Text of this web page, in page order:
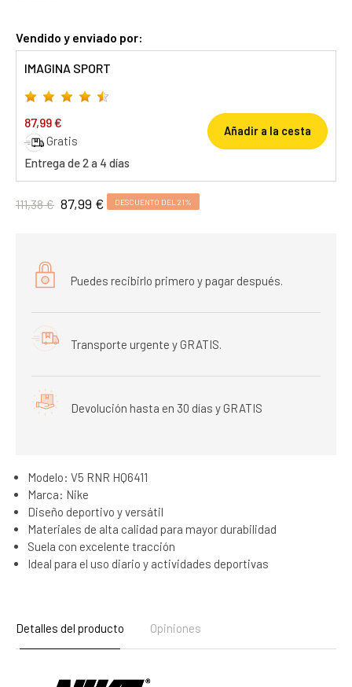
Vendido y enviado por:
IMAGINA SPORT
87,99 €
Gratis
Entrega de 2 a 4 días
Añadir a la cesta
111,38 € 87,99 € DESCUENTO DEL 21%
Puedes recibirlo primero y pagar después.
Transporte urgente y GRATIS.
Devolución hasta en 30 días y GRATIS
Modelo: V5 RNR HQ6411
Marca: Nike
Diseño deportivo y versátil
Materiales de alta calidad para mayor durabilidad
Suela con excelente tracción
Ideal para el uso diario y actividades deportivas
Detalles del producto Opiniones